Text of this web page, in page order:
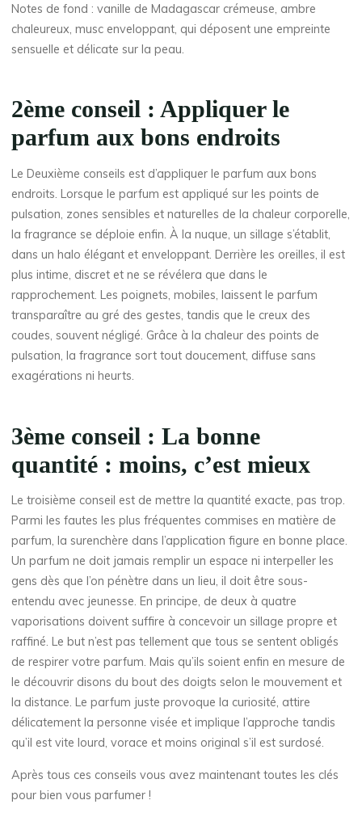
Notes de fond : vanille de Madagascar crémeuse, ambre
chaleureux, musc enveloppant, qui déposent une empreinte
sensuelle et délicate sur la peau.
2ème conseil : Appliquer le
parfum aux bons endroits
Le Deuxième conseils est d’appliquer le parfum aux bons
endroits. Lorsque le parfum est appliqué sur les points de
pulsation, zones sensibles et naturelles de la chaleur corporelle,
la fragrance se déploie enfin. À la nuque, un sillage s’établit,
dans un halo élégant et enveloppant. Derrière les oreilles, il est
plus intime, discret et ne se révélera que dans le
rapprochement. Les poignets, mobiles, laissent le parfum
transparaître au gré des gestes, tandis que le creux des
coudes, souvent négligé. Grâce à la chaleur des points de
pulsation, la fragrance sort tout doucement, diffuse sans
exagérations ni heurts.
3ème conseil : La bonne
quantité : moins, c’est mieux
Le troisième conseil est de mettre la quantité exacte, pas trop.
Parmi les fautes les plus fréquentes commises en matière de
parfum, la surenchère dans l’application figure en bonne place.
Un parfum ne doit jamais remplir un espace ni interpeller les
gens dès que l’on pénètre dans un lieu, il doit être sous-
entendu avec jeunesse. En principe, de deux à quatre
vaporisations doivent suffire à concevoir un sillage propre et
raffiné. Le but n’est pas tellement que tous se sentent obligés
de respirer votre parfum. Mais qu’ils soient enfin en mesure de
le découvrir disons du bout des doigts selon le mouvement et
la distance. Le parfum juste provoque la curiosité, attire
délicatement la personne visée et implique l’approche tandis
qu’il est vite lourd, vorace et moins original s’il est surdosé.
Après tous ces conseils vous avez maintenant toutes les clés
pour bien vous parfumer !